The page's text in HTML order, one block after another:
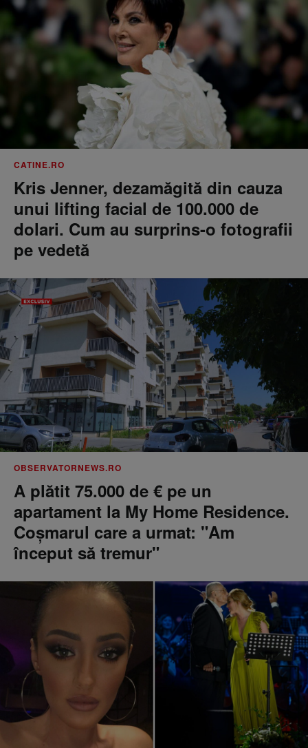
CATINE.RO
Kris Jenner, dezamăgită din cauza
unui lifting facial de 100.000 de
dolari. Cum au surprins-o fotografii
pe vedetă
OBSERVATORNEWS.RO
A plătit 75.000 de € pe un
apartament la My Home Residence.
Coşmarul care a urmat: "Am
început să tremur"